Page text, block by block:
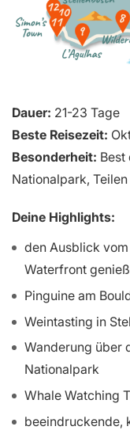
Dauer: 21-23 Tage
Beste Reisezeit:
Besonderheit: Best
Nationalpark,
Deine Highlights:
den Ausblick
Waterfront
Pinguine am
Weintasting in
Wanderung über
Nationalpark
Whale Watching
beeindruckende,